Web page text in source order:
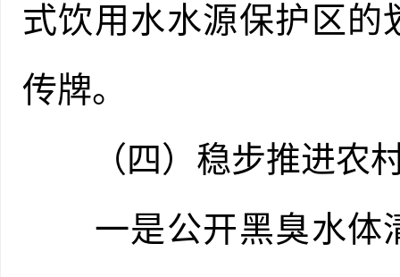
式饮用水水源保护区的
传牌。
（四）稳步推进农村
一是公开黑臭水体